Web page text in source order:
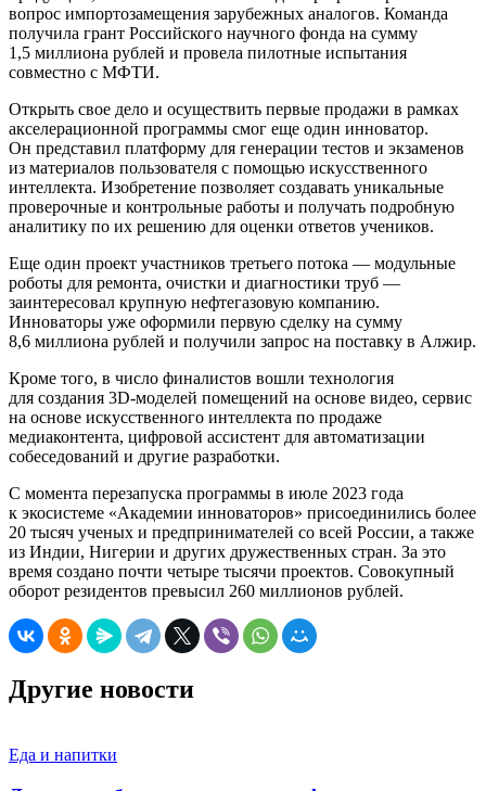
вопрос импортозамещения зарубежных аналогов. Команда
получила грант Российского научного фонда на сумму
1,5 миллиона рублей и провела пилотные испытания
совместно с МФТИ.
Открыть свое дело и осуществить первые продажи в рамках
акселерационной программы смог еще один инноватор.
Он представил платформу для генерации тестов и экзаменов
из материалов пользователя с помощью искусственного
интеллекта. Изобретение позволяет создавать уникальные
проверочные и контрольные работы и получать подробную
аналитику по их решению для оценки ответов учеников.
Еще один проект участников третьего потока — модульные
роботы для ремонта, очистки и диагностики труб —
заинтересовал крупную нефтегазовую компанию.
Инноваторы уже оформили первую сделку на сумму
8,6 миллиона рублей и получили запрос на поставку в Алжир.
Кроме того, в число финалистов вошли технология
для создания 3D-моделей помещений на основе видео, сервис
на основе искусственного интеллекта по продаже
медиаконтента, цифровой ассистент для автоматизации
собеседований и другие разработки.
С момента перезапуска программы в июле 2023 года
к экосистеме «Академии инноваторов» присоединились более
20 тысяч ученых и предпринимателей со всей России, а также
из Индии, Нигерии и других дружественных стран. За это
время создано почти четыре тысячи проектов. Совокупный
оборот резидентов превысил 260 миллионов рублей.
Другие новости
Еда и напитки